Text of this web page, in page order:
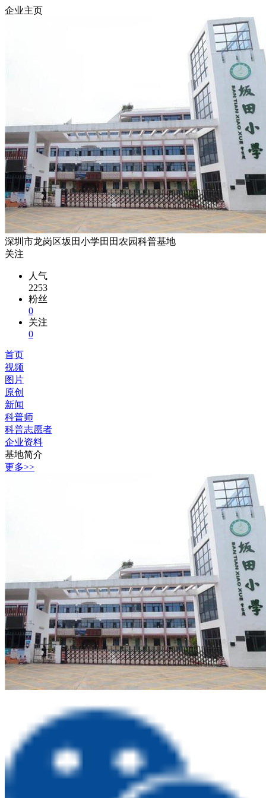
企业主页
深圳市龙岗区坂田小学田田农园科普基地
关注
人气
2253
粉丝
0
关注
0
首页
视频
图片
原创
新闻
科普师
科普志愿者
企业资料
基地简介
更多>>